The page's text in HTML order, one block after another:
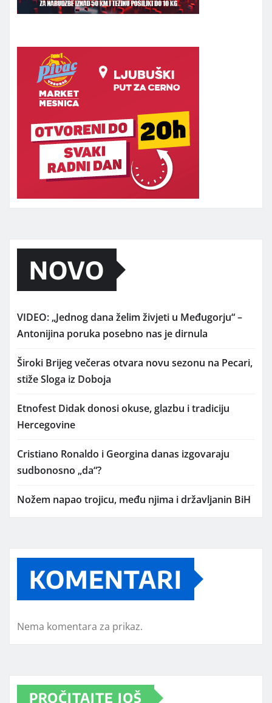
NOVO
VIDEO: „Jednog dana želim živjeti u Međugorju“ –
Antonijina poruka posebno nas je dirnula
Široki Brijeg večeras otvara novu sezonu na Pecari,
stiže Sloga iz Doboja
Etnofest Didak donosi okuse, glazbu i tradiciju
Hercegovine
Cristiano Ronaldo i Georgina danas izgovaraju
sudbonosno „da“?
Nožem napao trojicu, među njima i državljanin BiH
KOMENTARI
Nema komentara za prikaz.
PROČITAJTE JOŠ